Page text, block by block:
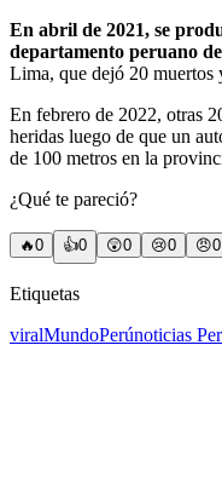
En abril de 2021, se
departamento peruano
Lima, que dejó 20 muertos
En febrero de 2022, otras
heridas luego de que un
de 100 metros en la
¿Qué te pareció?
🔥0 👍0 😲0 😢0 😠0
Etiquetas
viralMundoPerúnoticias